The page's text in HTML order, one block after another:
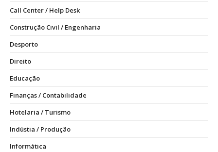
Call Center / Help Desk
Construção Civil / Engenharia
Desporto
Direito
Educação
Finanças / Contabilidade
Hotelaria / Turismo
Indústia / Produção
Informática